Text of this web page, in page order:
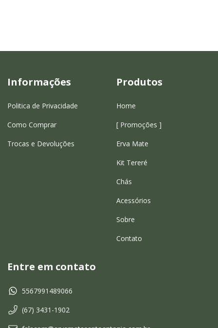
Informações
Politica de Privacidade
Como Comprar
Trocas e Devoluções
Produtos
Home
[ Promoções ]
Erva Mate
Kit Tereré
Chás
Acessórios
Sobre
Contato
Entre em contato
5567991489066
(67) 3431-1902